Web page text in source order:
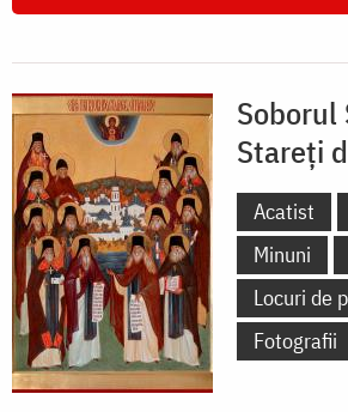
Stareți
Acatist
Minuni
Locuri de
Fotografii